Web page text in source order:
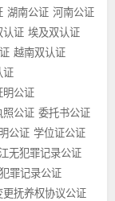
湖南公证 河南公证
认证 埃及双认证
越南双认证
证
明公证
照公证 委托书公证
公证 学位证公证
无犯罪记录公证
罪记录公证
更抚养权协议公证